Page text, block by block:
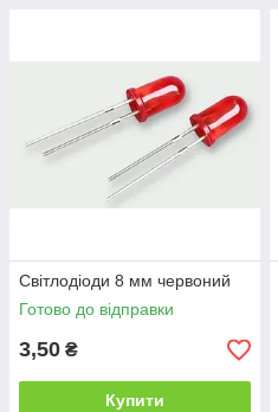
Світлодіоди 8 мм червоний
Готово до відправки
3,50 ₴
Купити